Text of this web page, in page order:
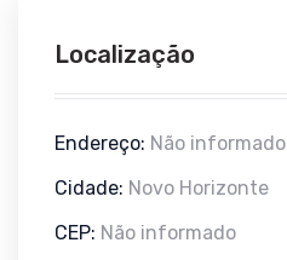
Localização
Endereço: Não informado
Cidade: Novo Horizonte
CEP: Não informado